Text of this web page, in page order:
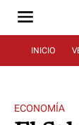
INICIO
ECONOMÍA